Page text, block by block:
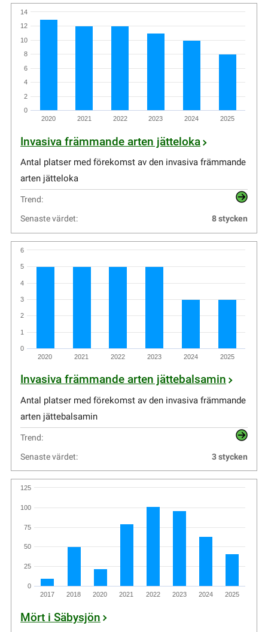
2020 2021 2022 2023 2024 2025
0
2
4
6
8
10
12
14
Invasiva främmande arten jätteloka
Antal platser med förekomst av den invasiva främmande
arten jätteloka
Trend:
Senaste värdet:
8 stycken
2020 2021 2022 2023 2024 2025
0
1
2
3
4
5
6
Invasiva främmande arten jättebalsamin
Antal platser med förekomst av den invasiva främmande
arten jättebalsamin
Trend:
Senaste värdet:
3 stycken
2017 2018 2020 2021 2022 2023 2024 2025
0
25
50
75
100
125
Mört i Säbysjön